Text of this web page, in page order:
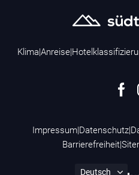
Klima|Anreise|
Impressum|Datenschutz|
Barrierefreiheit|